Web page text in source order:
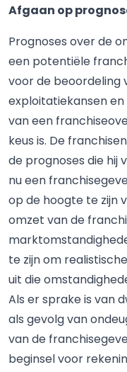
Afgaan op
Prognoses over de
een potentiële
voor de beoordeling
exploitatiekansen
van een
keus is. De
de prognoses die hij
nu een
op de hoogte te zijn
omzet van de
te zijn om
uit die
Als er sprake is van
als gevolg van
van de
beginsel voor